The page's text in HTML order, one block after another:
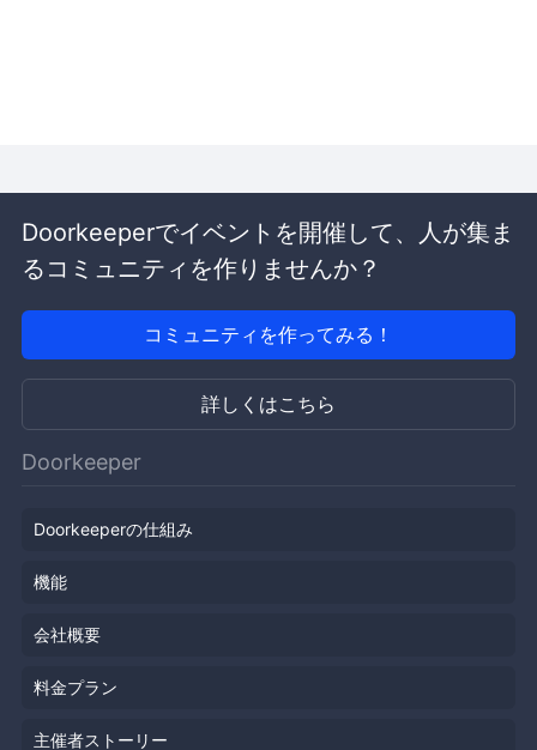
Doorkeeperでイベントを開催して、人が集ま
るコミュニティを作りませんか？
コミュニティを作ってみる！
詳しくはこちら
Doorkeeper
Doorkeeperの仕組み
機能
会社概要
料金プラン
主催者ストーリー